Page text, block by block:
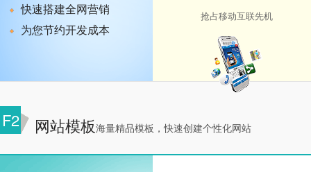
快速搭建全网营销
为您节约开发成本
抢占移动互联先机
F2 网站模板海量精品模板，快速创建个性化网站